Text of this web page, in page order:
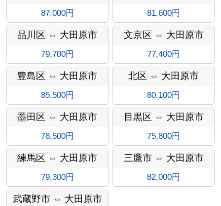
インフォ
メーショ
ン
87,000円 81,600円
品川区 ⇔ 大田原市
79,700円
文京区 ⇔ 大田原市
77,400円
豊島区 ⇔ 大田原市
85,500円
北区 ⇔ 大田原市
80,100円
墨田区 ⇔ 大田原市
78,500円
目黒区 ⇔ 大田原市
75,800円
練馬区 ⇔ 大田原市
79,300円
三鷹市 ⇔ 大田原市
82,000円
武蔵野市 ⇔ 大田原市